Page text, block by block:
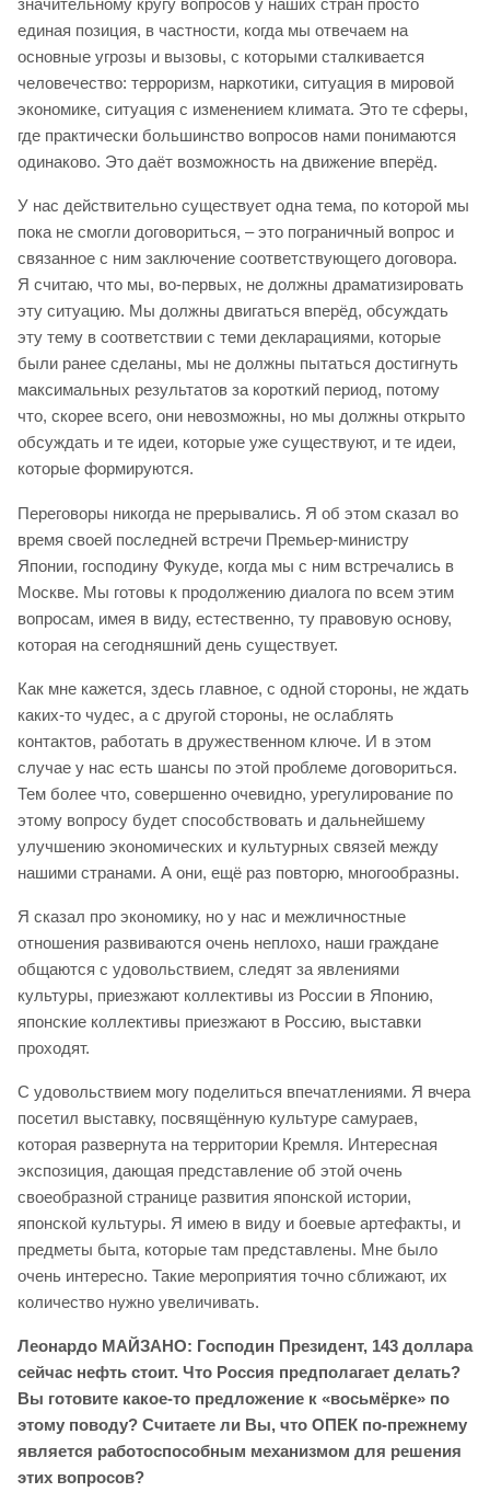
значительному кругу вопросов у наших стран просто
единая позиция, в частности, когда мы отвечаем на
основные угрозы и вызовы, с которыми сталкивается
человечество: терроризм, наркотики, ситуация в мировой
экономике, ситуация с изменением климата. Это те сферы,
где практически большинство вопросов нами понимаются
одинаково. Это даёт возможность на движение вперёд.
У нас действительно существует одна тема, по которой мы
пока не смогли договориться, – это пограничный вопрос и
связанное с ним заключение соответствующего договора.
Я считаю, что мы, во-первых, не должны драматизировать
эту ситуацию. Мы должны двигаться вперёд, обсуждать
эту тему в соответствии с теми декларациями, которые
были ранее сделаны, мы не должны пытаться достигнуть
максимальных результатов за короткий период, потому
что, скорее всего, они невозможны, но мы должны открыто
обсуждать и те идеи, которые уже существуют, и те идеи,
которые формируются.
Переговоры никогда не прерывались. Я об этом сказал во
время своей последней встречи Премьер-министру
Японии, господину Фукуде, когда мы с ним встречались в
Москве. Мы готовы к продолжению диалога по всем этим
вопросам, имея в виду, естественно, ту правовую основу,
которая на сегодняшний день существует.
Как мне кажется, здесь главное, с одной стороны, не ждать
каких-то чудес, а с другой стороны, не ослаблять
контактов, работать в дружественном ключе. И в этом
случае у нас есть шансы по этой проблеме договориться.
Тем более что, совершенно очевидно, урегулирование по
этому вопросу будет способствовать и дальнейшему
улучшению экономических и культурных связей между
нашими странами. А они, ещё раз повторю, многообразны.
Я сказал про экономику, но у нас и межличностные
отношения развиваются очень неплохо, наши граждане
общаются с удовольствием, следят за явлениями
культуры, приезжают коллективы из России в Японию,
японские коллективы приезжают в Россию, выставки
проходят.
С удовольствием могу поделиться впечатлениями. Я вчера
посетил выставку, посвящённую культуре самураев,
которая развернута на территории Кремля. Интересная
экспозиция, дающая представление об этой очень
своеобразной странице развития японской истории,
японской культуры. Я имею в виду и боевые артефакты, и
предметы быта, которые там представлены. Мне было
очень интересно. Такие мероприятия точно сближают, их
количество нужно увеличивать.
Леонардо МАЙЗАНО: Господин Президент, 143 доллара
сейчас нефть стоит. Что Россия предполагает делать?
Вы готовите какое-то предложение к «восьмёрке» по
этому поводу? Считаете ли Вы, что ОПЕК по-прежнему
является работоспособным механизмом для решения
этих вопросов?